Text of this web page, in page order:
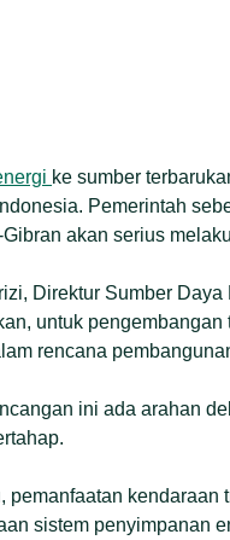
ke sumber
Pemerintah
Gibran akan serius
Direktur Sumber
untuk
rencana
ini ada arahan
pemanfaatan kendaraan
sistem penyimpanan